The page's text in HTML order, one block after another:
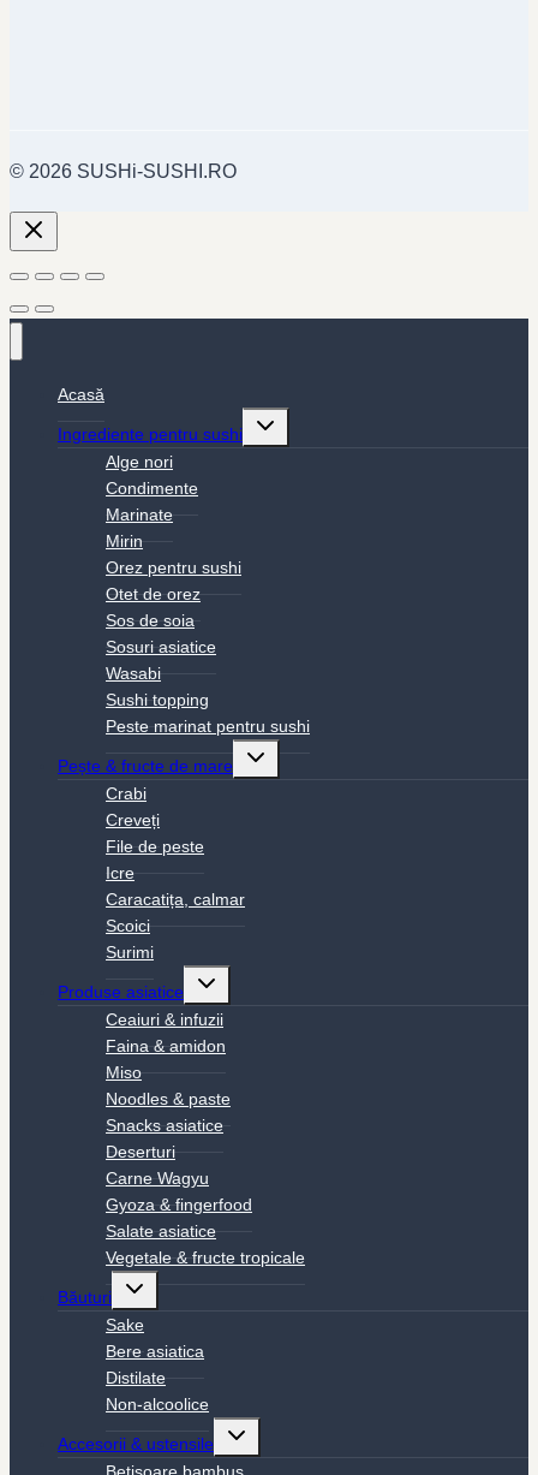
© 2026 SUSHi-SUSHI.RO
Acasă
Ingrediente pentru sushi
Toggle
Alge nori
Condimente
Marinate
Mirin
Orez pentru sushi
Otet de orez
Sos de soia
Sosuri asiatice
Wasabi
Sushi topping
Peste marinat pentru sushi
Pește & fructe de mare
Toggle
Crabi
Creveți
File de peste
Icre
Caracatița, calmar
Scoici
Surimi
Produse asiatice
Toggle
menu
Ceaiuri & infuzii
Faina & amidon
Miso
Noodles & paste
Snacks asiatice
Deserturi
Carne Wagyu
Gyoza & fingerfood
Salate asiatice
Vegetale & fructe tropicale
Băuturi
Toggle
menu
Sake
Bere asiatica
Distilate
Non-alcoolice
Accesorii & ustensile
Toggle
menu